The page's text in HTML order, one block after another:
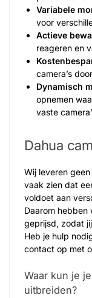
Variabele
voor
Actieve
reageren en
camera’s
Dynamisch
opnemen
vaste
Dahua
Wij leveren
vaak zien dat
voldoet aan
Daarom hebben
geprijsd, zodat
Heb je hulp
contact op met
Waar kun je
uitbreiden?